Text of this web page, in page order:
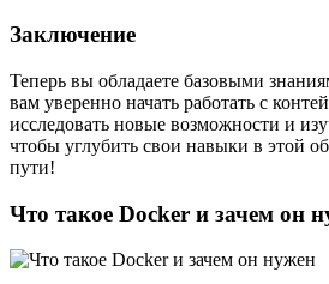
Заключение
Теперь вы обладаете базовыми
вам уверенно начать работать с
исследовать новые возможности и
чтобы углубить свои навыки в этой
пути!
Что такое Docker и зачем он